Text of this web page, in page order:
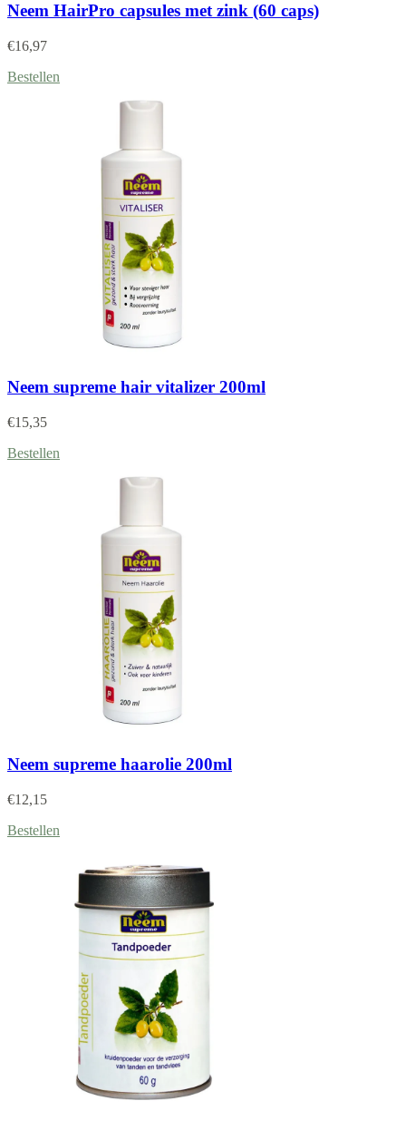
Neem HairPro capsules met zink (60 caps)
€16,97
Bestellen
Neem supreme hair vitalizer 200ml
€15,35
Bestellen
Neem supreme haarolie 200ml
€12,15
Bestellen